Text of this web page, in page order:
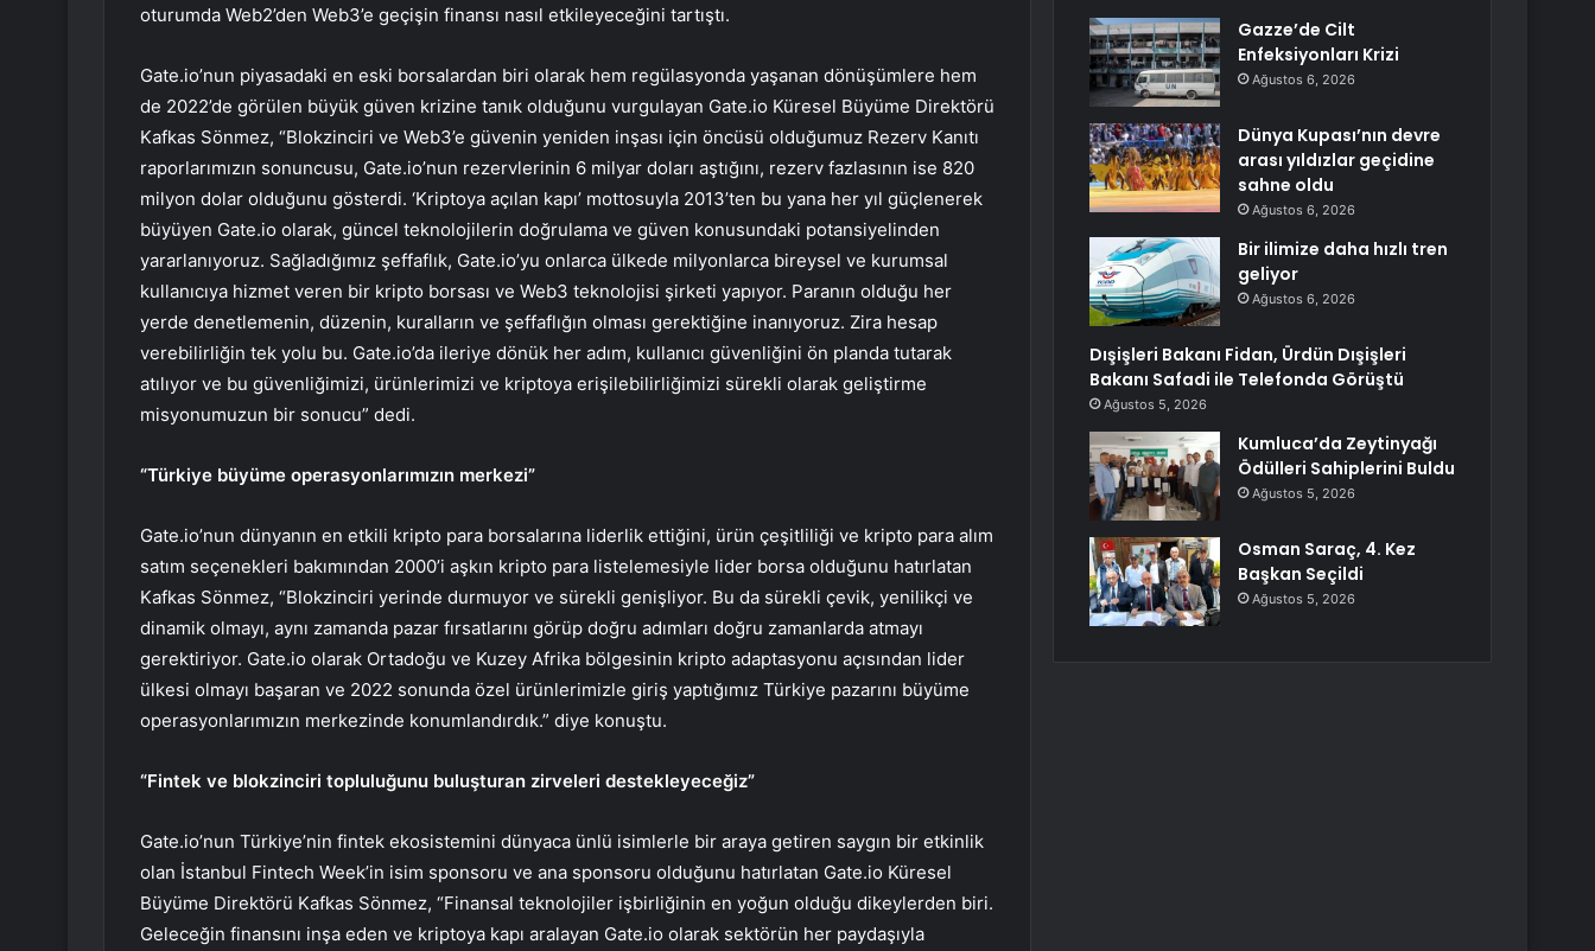
oturumda Web2’den Web3’e geçişin finansı nasıl etkileyeceğini tartıştı.
Gate.io’nun piyasadaki en eski borsalardan biri olarak hem regülasyonda yaşanan dönüşümlere hem
de 2022’de görülen büyük güven krizine tanık olduğunu vurgulayan Gate.io Küresel Büyüme Direktörü
Kafkas Sönmez, “Blokzinciri ve Web3’e güvenin yeniden inşası için öncüsü olduğumuz Rezerv Kanıtı
raporlarımızın sonuncusu, Gate.io’nun rezervlerinin 6 milyar doları aştığını, rezerv fazlasının ise 820
milyon dolar olduğunu gösterdi. ‘Kriptoya açılan kapı’ mottosuyla 2013’ten bu yana her yıl güçlenerek
büyüyen Gate.io olarak, güncel teknolojilerin doğrulama ve güven konusundaki potansiyelinden
yararlanıyoruz. Sağladığımız şeffaflık, Gate.io’yu onlarca ülkede milyonlarca bireysel ve kurumsal
kullanıcıya hizmet veren bir kripto borsası ve Web3 teknolojisi şirketi yapıyor. Paranın olduğu her
yerde denetlemenin, düzenin, kuralların ve şeffaflığın olması gerektiğine inanıyoruz. Zira hesap
verebilirliğin tek yolu bu. Gate.io’da ileriye dönük her adım, kullanıcı güvenliğini ön planda tutarak
atılıyor ve bu güvenliğimizi, ürünlerimizi ve kriptoya erişilebilirliğimizi sürekli olarak geliştirme
misyonumuzun bir sonucu” dedi.
“Türkiye büyüme operasyonlarımızın merkezi”
Gate.io’nun dünyanın en etkili kripto para borsalarına liderlik ettiğini, ürün çeşitliliği ve kripto para alım
satım seçenekleri bakımından 2000’i aşkın kripto para listelemesiyle lider borsa olduğunu hatırlatan
Kafkas Sönmez, “Blokzinciri yerinde durmuyor ve sürekli genişliyor. Bu da sürekli çevik, yenilikçi ve
dinamik olmayı, aynı zamanda pazar fırsatlarını görüp doğru adımları doğru zamanlarda atmayı
gerektiriyor. Gate.io olarak Ortadoğu ve Kuzey Afrika bölgesinin kripto adaptasyonu açısından lider
ülkesi olmayı başaran ve 2022 sonunda özel ürünlerimizle giriş yaptığımız Türkiye pazarını büyüme
operasyonlarımızın merkezinde konumlandırdık.” diye konuştu.
“Fintek ve blokzinciri topluluğunu buluşturan zirveleri destekleyeceğiz”
Gate.io’nun Türkiye’nin fintek ekosistemini dünyaca ünlü isimlerle bir araya getiren saygın bir etkinlik
olan İstanbul Fintech Week’in isim sponsoru ve ana sponsoru olduğunu hatırlatan Gate.io Küresel
Büyüme Direktörü Kafkas Sönmez, “Finansal teknolojiler işbirliğinin en yoğun olduğu dikeylerden biri.
Geleceğin finansını inşa eden ve kriptoya kapı aralayan Gate.io olarak sektörün her paydaşıyla
Gazze’de Cilt
Enfeksiyonları Krizi
Ağustos 6, 2026
Dünya Kupası’nın devre
arası yıldızlar geçidine
sahne oldu
Ağustos 6, 2026
Bir ilimize daha hızlı tren
geliyor
Ağustos 6, 2026
Dışişleri Bakanı Fidan, Ürdün Dışişleri
Bakanı Safadi ile Telefonda Görüştü
Ağustos 5, 2026
Kumluca’da Zeytinyağı
Ödülleri Sahiplerini Buldu
Ağustos 5, 2026
Osman Saraç, 4. Kez
Başkan Seçildi
Ağustos 5, 2026